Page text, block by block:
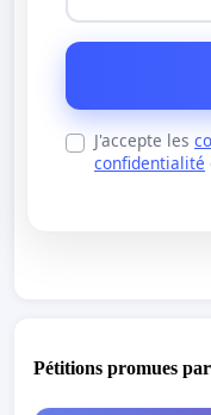
J'accepte les
confidentialité
Pétitions promues